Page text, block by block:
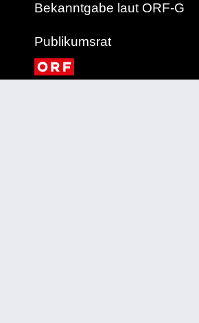
Bekanntgabe laut ORF-G
Publikumsrat